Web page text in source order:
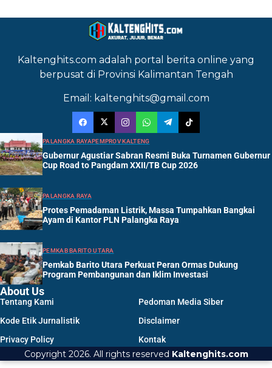
Kaltenghits.com adalah portal berita online yang
berpusat di Provinsi Kalimantan Tengah
Email: kaltenghits@gmail.com
PALANGKA RAYAPEMPROV KALTENG
Gubernur Agustiar Sabran Resmi Buka Turnamen Gubernur
Cup Road to Pangdam XXII/TB Cup 2026
PALANGKA RAYA
Protes Pemadaman Listrik, Massa Tumpahkan Bangkai
Ayam di Kantor PLN Palangka Raya
PEMKAB BARITO UTARA
Pemkab Barito Utara Perkuat Peran Ormas Dukung
Program Pembangunan dan Iklim Investasi
About Us
Tentang Kami
Pedoman Media Siber
Kode Etik Jurnalistik
Disclaimer
Privacy Policy
Kontak
Copyright 2026. All rights reserved Kaltenghits.com